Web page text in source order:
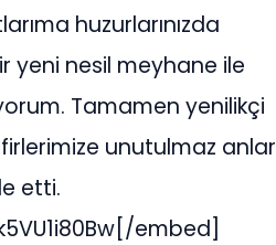
huzurlarınızda
yeni nesil meyhane ile
Tamamen yenilikçi
unutulmaz anlar
etti.
embed]